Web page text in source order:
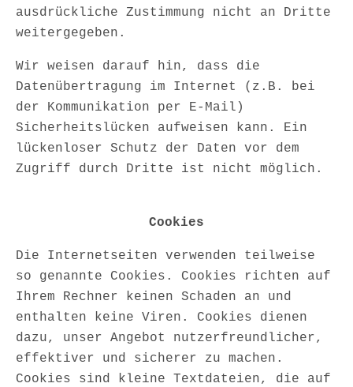
ausdrückliche Zustimmung nicht an Dritte
weitergegeben.
Wir weisen darauf hin, dass die
Datenübertragung im Internet (z.B. bei
der Kommunikation per E-Mail)
Sicherheitslücken aufweisen kann. Ein
lückenloser Schutz der Daten vor dem
Zugriff durch Dritte ist nicht möglich.
Cookies
Die Internetseiten verwenden teilweise
so genannte Cookies. Cookies richten auf
Ihrem Rechner keinen Schaden an und
enthalten keine Viren. Cookies dienen
dazu, unser Angebot nutzerfreundlicher,
effektiver und sicherer zu machen.
Cookies sind kleine Textdateien, die auf